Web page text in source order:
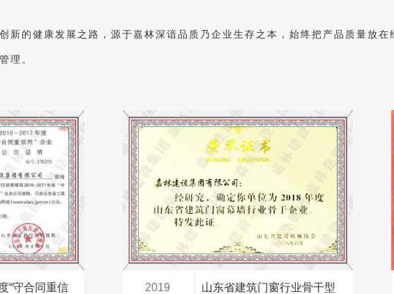
新的健康发展之路，源于嘉林深谙品质乃企业生存之本，始终把产品质量放
理。
“守合同重信
2019
山东省建筑门窗行业骨干型